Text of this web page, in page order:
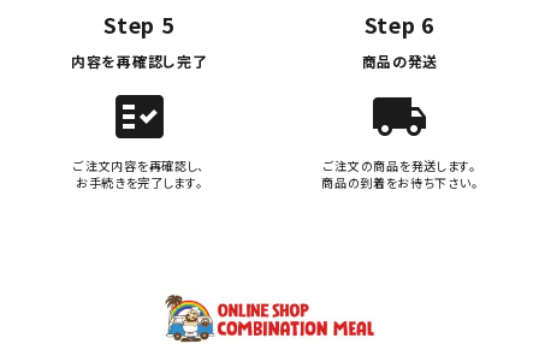
Step 5
内容を再確認し完了
fact_check
ご注文内容を再確認し、
お手続きを完了します。
Step 6
商品の発送
local_shipping
ご注文の商品を発送します。
商品の到着をお待ち下さい。